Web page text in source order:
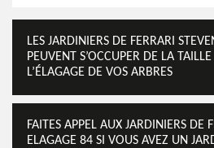
LES JARDINIERS DE FERRARI
PEUVENT S’OCCUPER DE LA
L’ÉLAGAGE DE VOS ARBRES
FAITES APPEL AUX JARDINIERS DE
ELAGAGE 84 SI VOUS AVEZ UN